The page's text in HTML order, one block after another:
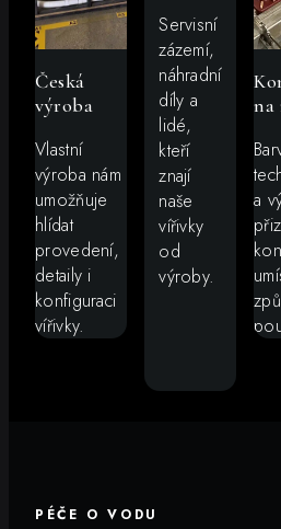
Česká
výroba
Vlastní
výroba nám
umožňuje
hlídat
provedení,
detaily i
konfiguraci
vířivky.
Servisní
zázemí,
náhradní
díly a
lidé,
kteří
znají
naše
vířivky
od
výroby.
na
a
PÉČE O VODU